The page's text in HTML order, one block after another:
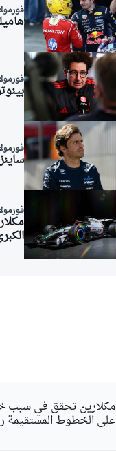
فورمولا
فورمولا
فورمولا
فورمولا
مكلارين تحقق في سبب
على الخطوط المستقيمة